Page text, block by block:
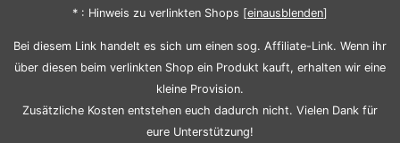
* : Hinweis zu verlinkten Shops [einausblenden]
Bei diesem Link handelt es sich um einen sog. Affiliate-Link. Wenn ihr
über diesen beim verlinkten Shop ein Produkt kauft, erhalten wir eine
kleine Provision.
Zusätzliche Kosten entstehen euch dadurch nicht. Vielen Dank für
eure Unterstützung!